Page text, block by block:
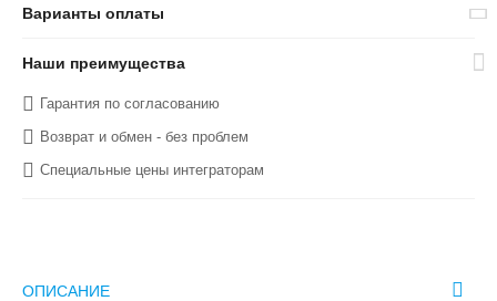
Варианты оплаты
Наши преимущества
Гарантия по согласованию
Возврат и обмен - без проблем
Специальные цены интеграторам
ОПИСАНИЕ